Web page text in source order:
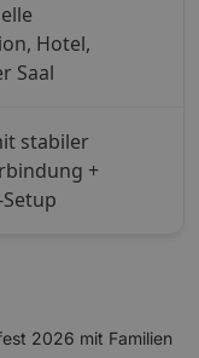
Hotel,
Saal
stabiler
+
2026 mit Familien